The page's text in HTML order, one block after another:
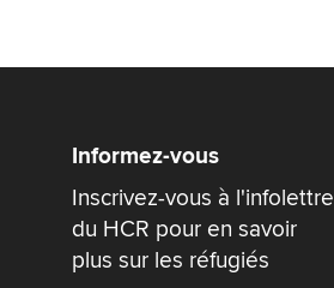
Informez-vous
Inscrivez-vous à l'infolettre
du HCR pour en savoir
plus sur les réfugiés